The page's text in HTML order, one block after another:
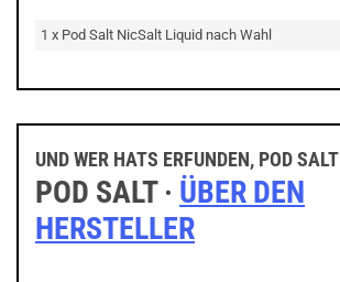
1 x Pod Salt NicSalt Liquid nach Wahl
UND WER HATS ERFUNDEN, POD SALT
POD SALT · ÜBER DEN
HERSTELLER